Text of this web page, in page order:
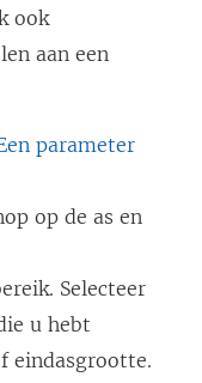
ook
aan een
parameter
op de as en
Selecteer
u hebt
eindasgrootte.